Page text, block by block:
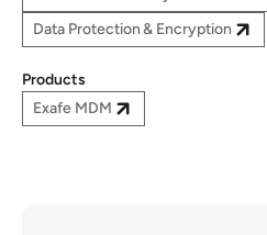
Data Protection & Encryption
Products
Exafe MDM